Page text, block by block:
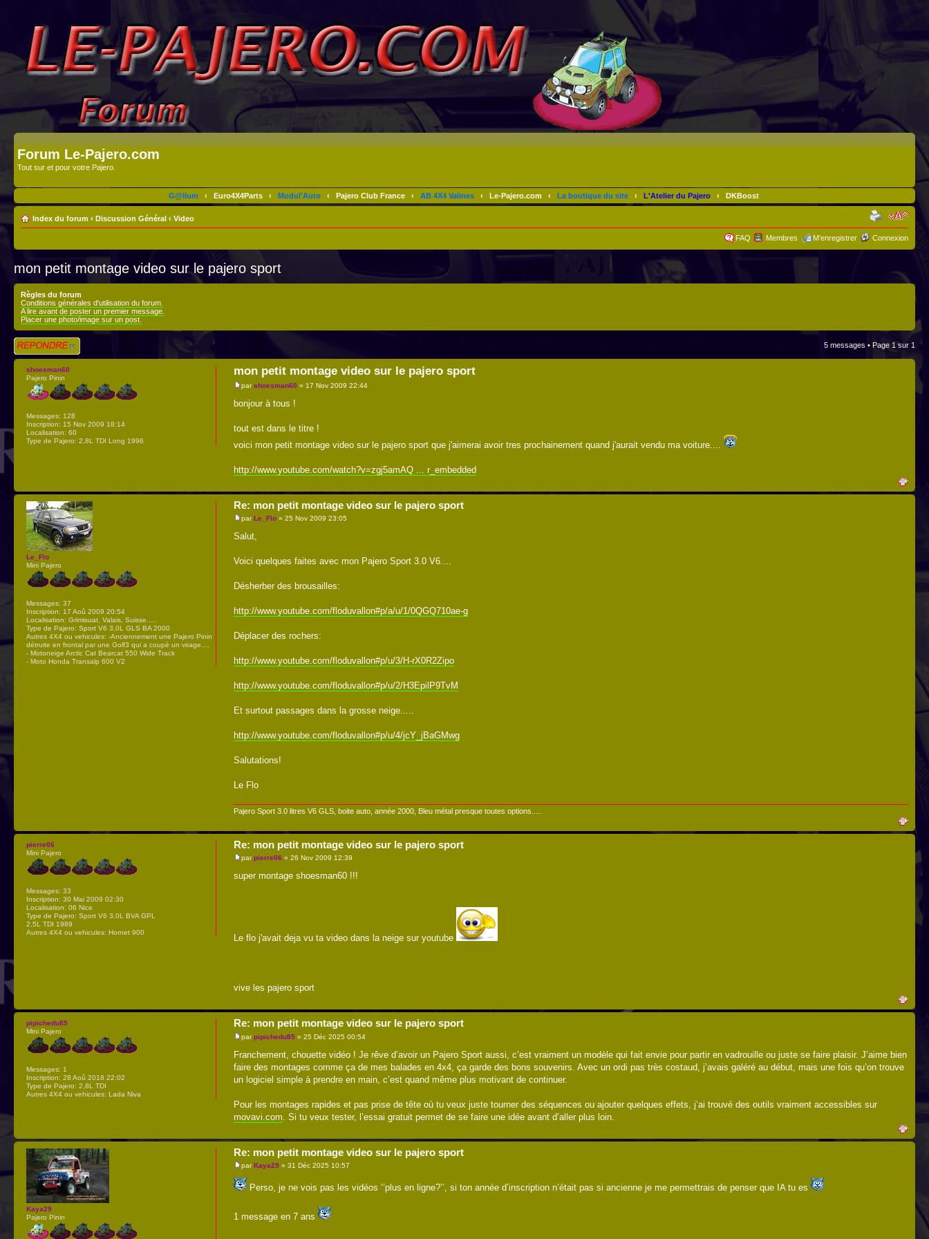
Forum Le-Pajero.com
Tout sur et pour votre Pajero.
G@lium ‹ Euro4X4Parts ‹ Modul'Auto ‹ Pajero Club France ‹ AB 4X4 Valines ‹ Le-Pajero.com ‹ La boutique du site ‹ L'Atelier du Pajero ‹ DKBoost
Index du forum ‹ Discussion Général ‹ Video
FAQ Membres M’enregistrer Connexion
mon petit montage video sur le pajero sport
Règles du forum
Conditions générales d'utilisation du forum.
A lire avant de poster un premier message.
Placer une photo/image sur un post.
Répondre 5 messages • Page 1 sur 1
mon petit montage video sur le pajero sport
parshoesman60 » 17 Nov 2009 22:44
bonjour à tous !
tout est dans le titre !
voici mon petit montage video sur le pajero sport que j'aimerai avoir tres prochainement quand j'aurait vendu ma voiture....
http://www.youtube.com/watch?v=zgj5amAQ ... r_embedded
shoesman60
Pajero Pinin
Messages: 128
Inscription: 15 Nov 2009 18:14
Localisation: 60
Type de Pajero: 2,8L TDI Long 1996
Re: mon petit montage video sur le pajero sport
parLe_Flo » 25 Nov 2009 23:05
Salut,
Voici quelques faites avec mon Pajero Sport 3.0 V6....
Désherber des brousailles:
http://www.youtube.com/floduvallon#p/a/u/1/0QGQ710ae-g
Déplacer des rochers:
http://www.youtube.com/floduvallon#p/u/3/H-rX0R2Zipo
http://www.youtube.com/floduvallon#p/u/2/H3EpilP9TvM
Et surtout passages dans la grosse neige.....
http://www.youtube.com/floduvallon#p/u/4/jcY_jBaGMwg
Salutations!
Le Flo
Pajero Sport 3.0 litres V6 GLS, boite auto, année 2000, Bleu métal presque toutes options.....
Le_Flo
Mini Pajero
Messages: 37
Inscription: 17 Aoû 2009 20:54
Localisation: Grimisuat, Valais, Suisse.....
Type de Pajero: Sport V6 3,0L GLS BA 2000
Autres 4X4 ou vehicules: -Anciennement une Pajero Pinin
détruite en frontal par une Golf3 qui a coupé un virage....
- Motoneige Arctic Cat Bearcat 550 Wide Track
- Moto Honda Transalp 600 V2
Re: mon petit montage video sur le pajero sport
parpierre06 » 26 Nov 2009 12:39
super montage shoesman60 !!!
Le flo j'avait deja vu ta video dans la neige sur youtube
vive les pajero sport
pierre06
Mini Pajero
Messages: 33
Inscription: 30 Mai 2009 02:30
Localisation: 06 Nice
Type de Pajero: Sport V6 3,0L BVA GPL
2,5L TDI 1989
Autres 4X4 ou vehicules: Hornet 900
Re: mon petit montage video sur le pajero sport
parpipichedu85 » 25 Déc 2025 00:54
Franchement, chouette vidéo ! Je rêve d’avoir un Pajero Sport aussi, c’est vraiment un modèle qui fait envie pour partir en vadrouille ou juste se faire plaisir. J’aime bien
faire des montages comme ça de mes balades en 4x4, ça garde des bons souvenirs. Avec un ordi pas très costaud, j’avais galéré au début, mais une fois qu’on trouve
un logiciel simple à prendre en main, c’est quand même plus motivant de continuer.
Pour les montages rapides et pas prise de tête où tu veux juste tourner des séquences ou ajouter quelques effets, j’ai trouvé des outils vraiment accessibles sur
movavi.com . Si tu veux tester, l’essai gratuit permet de se faire une idée avant d’aller plus loin.
pipichedu85
Mini Pajero
Messages: 1
Inscription: 28 Aoû 2018 22:02
Type de Pajero: 2,8L TDI
Autres 4X4 ou vehicules: Lada Niva
Re: mon petit montage video sur le pajero sport
parKaya29 » 31 Déc 2025 10:57
Perso, je ne vois pas les vidéos ‘’plus en ligne?’’, si ton année d’inscription n’était pas si ancienne je me permettrais de penser que IA tu es
1 message en 7 ans
Kaya29
Pajero Pinin